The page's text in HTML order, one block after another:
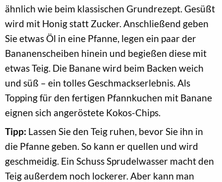
ähnlich wie beim klassischen Grundrezept. Gesüßt
wird mit Honig statt Zucker. Anschließend geben
Sie etwas Öl in eine Pfanne, legen ein paar der
Bananenscheiben hinein und begießen diese mit
etwas Teig. Die Banane wird beim Backen weich
und süß – ein tolles Geschmackserlebnis. Als
Topping für den fertigen Pfannkuchen mit Banane
eignen sich angeröstete Kokos-Chips.
Tipp: Lassen Sie den Teig ruhen, bevor Sie ihn in
die Pfanne geben. So kann er quellen und wird
geschmeidig. Ein Schuss Sprudelwasser macht den
Teig außerdem noch lockerer. Aber kann man